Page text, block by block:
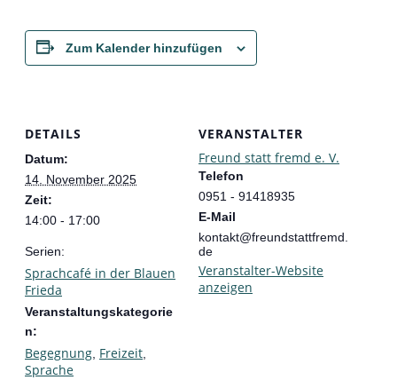
Zum Kalender hinzufügen
DETAILS
Datum:
14. November 2025
Zeit:
14:00 - 17:00
Serien:
Sprachcafé in der Blauen
Frieda
Veranstaltungskategorie
n:
Begegnung Freizeit
Sprache
VERANSTALTER
Freund statt fremd e. V.
Telefon
0951 - 91418935
E-Mail
kontakt@freundstattfremd.
de
Veranstalter-Website
anzeigen